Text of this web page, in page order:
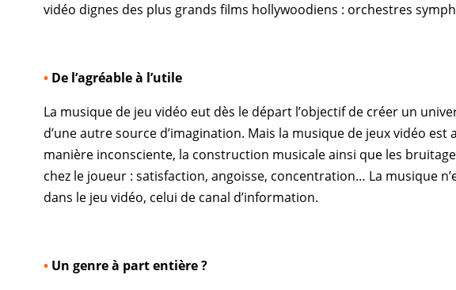
vidéo dignes des plus grands films hollywoodiens : orchestres
•De l’agréable à l’utile
La musique de jeu vidéo eut dès le départ l’objectif de créer un
d’une autre source d’imagination. Mais la musique de jeux vidéo
manière inconsciente, la construction musicale ainsi que les
chez le joueur : satisfaction, angoisse, concentration… La musique
dans le jeu vidéo, celui de canal d’information.
•Un genre à part entière ?